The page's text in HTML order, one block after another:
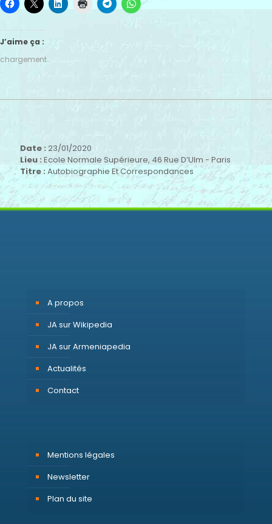
J’aime ça :
chargement…
Date : 23/01/2020
Lieu : Ecole Normale Supérieure, 46 Rue D’Ulm - Paris
Titre : Autobiographie Et Correspondances
A propos
JA sur Wikipedia
JA sur Armeniapedia
Actualités
Contact
Mentions légales
Newsletter
Plan du site